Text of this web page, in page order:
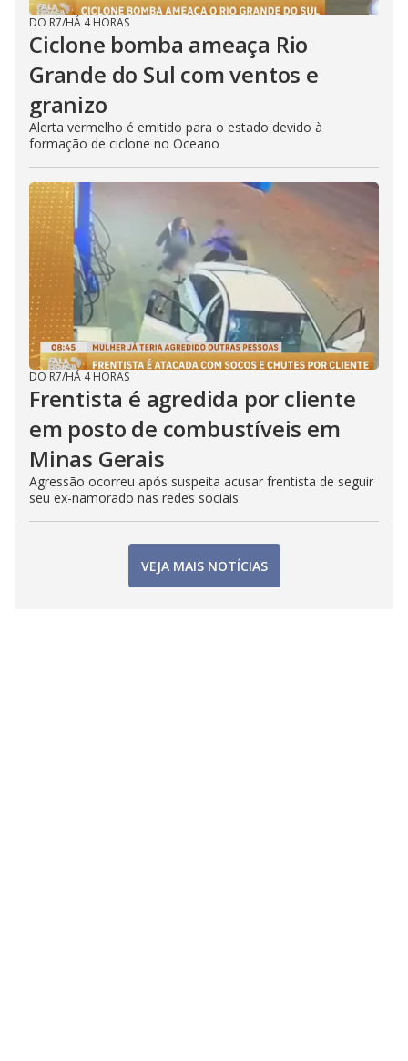
DO R7/HÁ 4 HORAS
Ciclone bomba ameaça Rio
Grande do Sul com ventos e
granizo
Alerta vermelho é emitido para o estado devido à
formação de ciclone no Oceano
DO R7/HÁ 4 HORAS
Frentista é agredida por cliente
em posto de combustíveis em
Minas Gerais
Agressão ocorreu após suspeita acusar frentista de seguir
seu ex-namorado nas redes sociais
VEJA MAIS NOTÍCIAS